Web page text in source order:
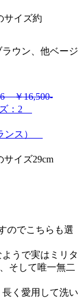
イズ約
ウン、他ベージ
￥16,500-
：2
ンス）
イズ29cm
のでこちらも選
うで実はミリタ
そして唯一無二
く愛用して洗い